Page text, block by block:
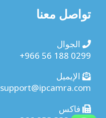
تواصل معنا
+966 56 188 0299
الإيميل
support@ipcamra.com